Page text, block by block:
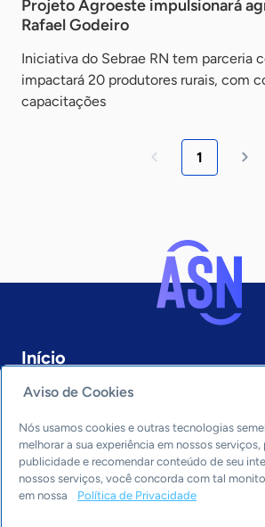
Projeto Agroeste impulsionará
Rafael Godeiro
Iniciativa do Sebrae RN tem parceria
impactará 20 produtores rurais, com
capacitações
1
Início
Sobre a ASN
Últimas notícias
Entre em contato
Editorias
Economia & Política
Aviso de Cookies
Nós usamos cookies e outras tecnologias
melhorar a sua experiência em nossos serviços,
publicidade e recomendar conteúdo de seu
nossos serviços, você concorda com tal
em nossa
Política de Privacidade